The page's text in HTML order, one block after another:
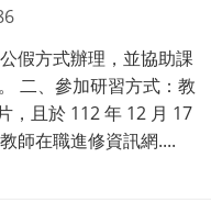
假方式辦理，並協助課
二、參加研習方式：教
，且於 112 年 12 月 17
師在職進修資訊網....